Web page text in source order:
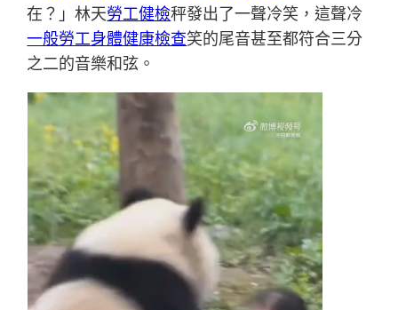
在？」林天勞工健檢秤發出了一聲冷笑，這聲冷
一般勞工身體健康檢查笑的尾音甚至都符合三分
之二的音樂和弦。